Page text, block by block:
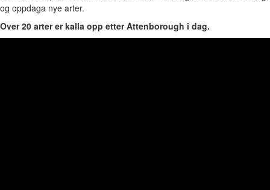
og oppdaga nye arter.
Over 20 arter er kalla opp etter Attenborough i dag.